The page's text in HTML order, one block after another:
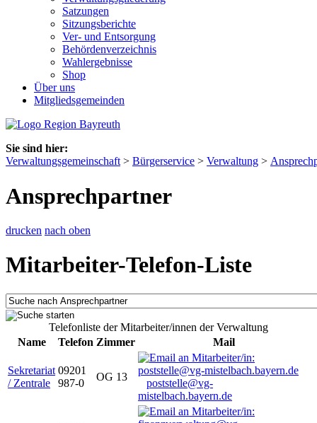
Satzungen
Sitzungsberichte
Ver- und Entsorgung
Behördenverzeichnis
Wahlergebnisse
Shop
Über uns
Mitgliedsgemeinden
Sie sind hier:
Verwaltungsgemeinschaft > Bürgerservice > Verwaltung >
Ansprechpartner
drucken nach oben
Mitarbeiter-Telefon-Liste
Telefonliste der Mitarbeiter/innen der Verwaltung
Name
Telefon Zimmer Mail
Sekretariat
/ Zentrale
09201
987-0
OG 13
poststelle@vg-
mistelbach.bayern.de